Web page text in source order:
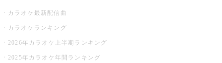
カラオケ最新配信曲
カラオケランキング
2026年カラオケ上半期ランキング
2025年カラオケ年間ランキング